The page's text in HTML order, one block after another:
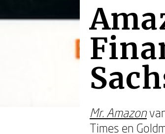
Mr. Amazon
Times en